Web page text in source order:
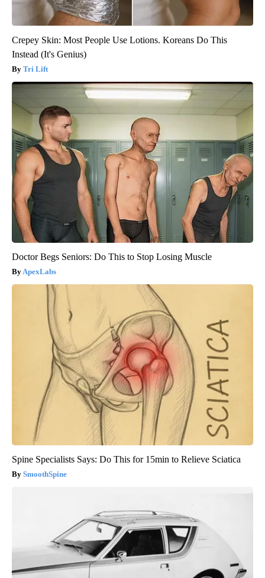
Crepey Skin: Most People Use Lotions. Koreans Do This
Instead (It's Genius)
Tri Lift
Doctor Begs Seniors: Do This to Stop Losing Muscle
ApexLabs
Spine Specialists Says: Do This for 15min to Relieve Sciatica
SmoothSpine